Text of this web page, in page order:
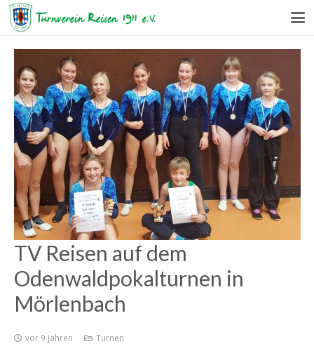
TV Reisen auf dem
Odenwaldpokalturnen in
Mörlenbach
vor 9 Jahren Turnen